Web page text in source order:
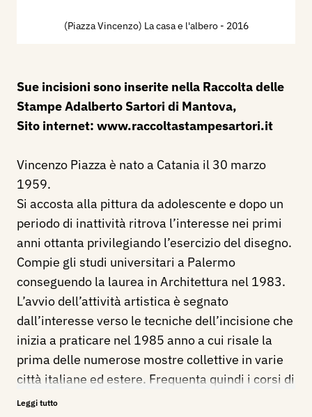
(Piazza Vincenzo) La casa e l'albero - 2016
Sue incisioni sono inserite nella Raccolta delle
Stampe Adalberto Sartori di Mantova,
Sito internet: www.raccoltastampesartori.it
Vincenzo Piazza è nato a Catania il 30 marzo
1959.
Si accosta alla pittura da adolescente e dopo un
periodo di inattività ritrova l’interesse nei primi
anni ottanta privilegiando l’esercizio del disegno.
Compie gli studi universitari a Palermo
conseguendo la laurea in Architettura nel 1983.
L’avvio dell’attività artistica è segnato
dall’interesse verso le tecniche dell’incisione che
inizia a praticare nel 1985 anno a cui risale la
prima delle numerose mostre collettive in varie
città italiane ed estere. Frequenta quindi i corsi di
calcografia e litografia presso l’Accademia
Leggi tutto